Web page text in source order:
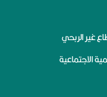
غير الربحي
الاجتماعية